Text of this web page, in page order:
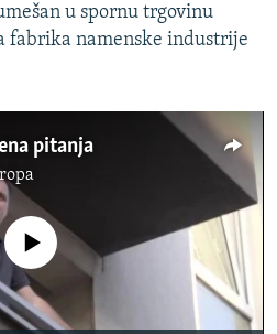
u spornu trgovinu
fabrika namenske industrije
pitanja
currently available